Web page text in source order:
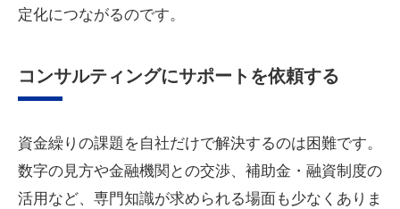
定化につながるのです。
コンサルティングにサポートを依頼する
資金繰りの課題を自社だけで解決するのは困難です。
数字の見方や金融機関との交渉、補助金・融資制度の
活用など、専門知識が求められる場面も少なくありま